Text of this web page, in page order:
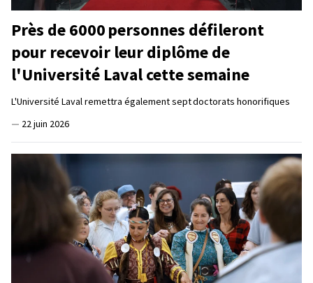
Près de 6000 personnes défileront
pour recevoir leur diplôme de
l'Université Laval cette semaine
L'Université Laval remettra également sept doctorats honorifiques
— 22 juin 2026